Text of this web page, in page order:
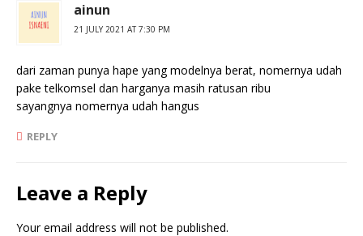
ainun
21 JULY 2021 AT 7:30 PM
dari zaman punya hape yang modelnya berat, nomernya udah
pake telkomsel dan harganya masih ratusan ribu
sayangnya nomernya udah hangus
REPLY
Leave a Reply
Your email address will not be published.